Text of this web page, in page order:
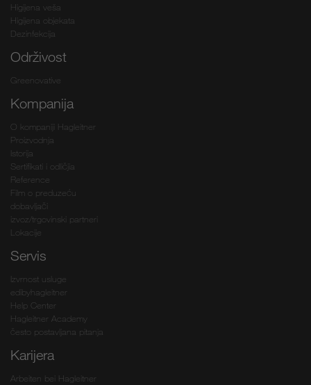
Higijena veša
Higijena objekata
Dezinfekcija
Održivost
Greenovative
Kompanija
O kompaniji Hagleitner
Proizvodnja
Istorija
Sertifikati i odličjia
Reference
Film o preduzeću
dobavljači
izvoz/trgovinski partneri
Lokacije
Servis
Izvrnost usluge
edibyhagleitner
Help Center
Hagleitner Academy
često postavljana pitanja
Karijera
Arbeiten bei Hagleitner